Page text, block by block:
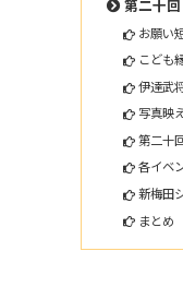
第二十
お願い
こども
伊達武
写真映
第二十
各イベ
新梅田
まとめ